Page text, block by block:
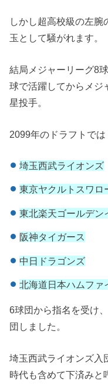
しかし超高校級の左腕
玉として騒がれます。
結局メジャーリーグ8
球で活躍してからメジ
星投手。
2099年のドラフトでは
埼玉西武ライオンズ
東京ヤクルトスワロ
東北楽天ゴールデン
阪神タイガース
中日ドラゴンズ
北海道日本ハムファ
6球団から指名を受け
団しました。
埼玉西武ライオンズ入
時代も含めて下済みと